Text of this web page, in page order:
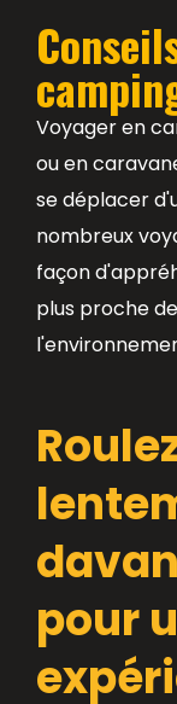
Voyager en
ou en
se déplacer
nombreux
façon
plus proche
pour